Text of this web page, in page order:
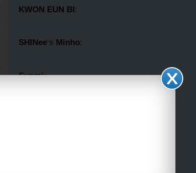
KWON EUN BI :
SHINee‘s Minho:
Sunmi: